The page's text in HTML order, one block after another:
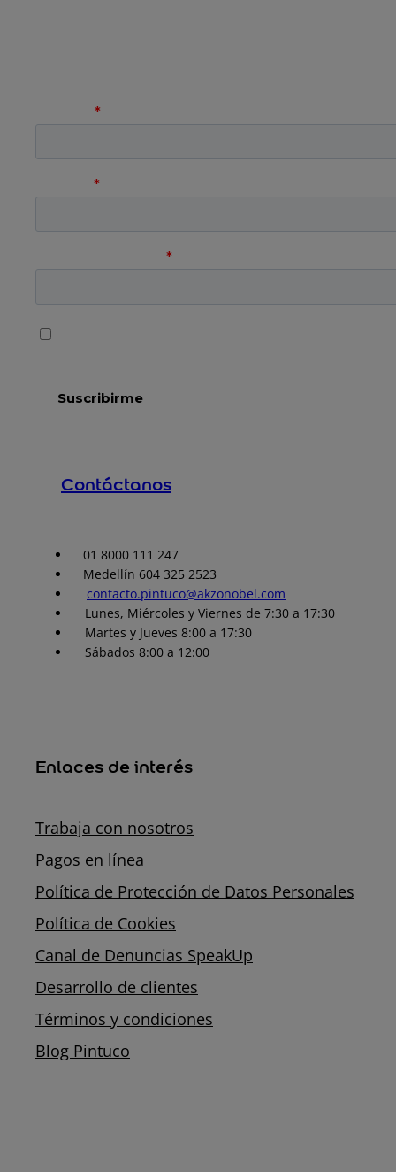
Contáctanos
01 8000 111 247
Medellín 604 325 2523
contacto.pintuco@akzonobel.com
Lunes, Miércoles y Viernes de 7:30 a 17:30
Martes y Jueves 8:00 a 17:30
Sábados 8:00 a 12:00
Enlaces de interés
Trabaja con nosotros
Pagos en línea
Política de Protección de Datos Personales
Política de Cookies
Canal de Denuncias SpeakUp
Desarrollo de clientes
Términos y condiciones
Blog Pintuco